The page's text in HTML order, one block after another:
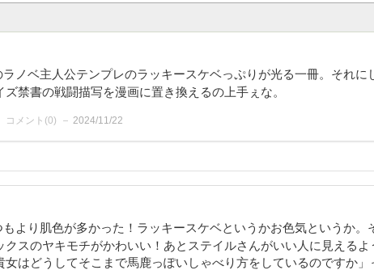
ラノベ主人公テンプレのラッキースケベっぷりが光る一冊。それに
禁書の戦闘描写を漫画に置き換えるの上手ぇな。
コメント(0) 2024/11/22
もより肌色が多かった！ラッキースケベというかお色気というか。
クスのヤキモチがかわいい！あとステイルさんがいい人に見えるよ
女はどうしてそこまで馬鹿っぽいしゃべり方をしているのですか」